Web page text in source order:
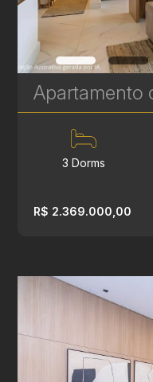
3 Dorms
R$ 2.369.000,00